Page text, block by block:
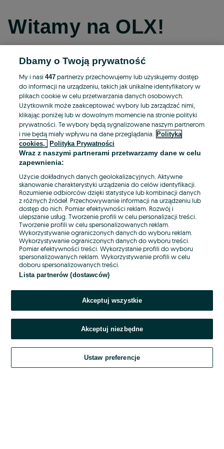
Witamy na OLX!
Kontynuuj przez Facebooka
Kontynuuj przez konto Apple
Kontynuuj przez konto Google
LUB
E-mail
Hasło
Nie pamiętasz hasła?
Zaloguj się
Kontynuując za pośrednictwem jednego z dostawców wskazanych powyżej,
Regulamin serwisu OLX.pl w jego aktualnym brzmieniu.
Dbamy o Twoją prywatność
My i nasi447 partnerzy przechowujemy lub uzyskujemy dostęp
do informacji na urządzeniu, takich jak unikalne identyfikatory w
plikach cookie w celu przetwarzania danych osobowych.
Użytkownik może zaakceptować wybory lub zarządzać nimi,
klikając poniżej lub w dowolnym momencie na stronie polityki
prywatności. Te wybory będą sygnalizowane naszym partnerom
i nie będą miały wpływu na dane przeglądania.
Polityka
cookies,
Polityka Prywatności
Wraz z naszymi partnerami przetwarzamy dane w celu
zapewnienia:
Użycie dokładnych danych geolokalizacyjnych. Aktywne
skanowanie charakterystyki urządzenia do celów identyfikacji.
Rozumienie odbiorców dzięki statystyce lub kombinacji danych
z różnych źródeł. Przechowywanie informacji na urządzeniu lub
dostęp do nich. Pomiar efektywności reklam. Rozwój i
ulepszanie usług. Tworzenie profili w celu personalizacji treści.
Tworzenie profili w celu spersonalizowanych reklam.
Wykorzystywanie ograniczonych danych do wyboru reklam.
Wykorzystywanie ograniczonych danych do wyboru treści.
Pomiar efektywności treści. Wykorzystanie profili do wyboru
spersonalizowanych reklam. Wykorzystywanie profili w celu
doboru spersonalizowanych treści.
Lista partnerów (dostawców)
Akceptuj wszystkie
Akceptuj niezbędne
Ustaw preferencje